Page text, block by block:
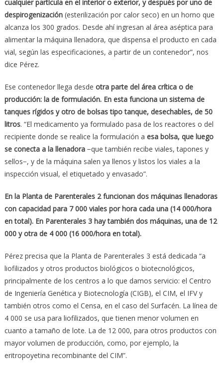
cualquier partícula en el interior o exterior, y después por uno de
despirogenización(esterilización por calor seco) en un horno que
alcanza los 300 grados. Desde ahí ingresan al área aséptica para
alimentar la máquina llenadora, que dispensa el producto en cada
vial, según las especificaciones, a partir de un contenedor”, nos
dice Pérez.
Ese contenedor llega desde otra parte del área crítica o de
producción: la de formulación. En esta funciona un sistema de
tanques rígidos y otro de bolsas tipo tanque, desechables, de 50
litros. “El medicamento ya formulado pasa de los reactores o del
recipiente donde se realice la formulación a esa bolsa, que luego
se conecta a la llenadora−que también recibe viales, tapones y
sellos−, y de la máquina salen ya llenos y listos los viales a la
inspección visual, el etiquetado y envasado”.
En la Planta de Parenterales 2 funcionan dos máquinas llenadoras
con capacidad para 7 000 viales por hora cada una (14 000/hora
en total). En Parenterales 3 hay también dos máquinas, una de 12
000 y otra de 4 000 (16 000/hora en total).
Pérez precisa que la Planta de Parenterales 3 está dedicada “a
liofilizados y otros productos biológicos o biotecnológicos,
principalmente de los centros a lo que damos servicio: el Centro
de Ingeniería Genética y Biotecnología (CIGB), el CIM, el IFV y
también otros como el Censa, en el caso del Surfacén. La línea de
4 000 se usa para liofilizados, que tienen menor volumen en
cuanto a tamaño de lote. La de 12 000, para otros productos con
mayor volumen de producción, como, por ejemplo, la
eritropoyetina recombinante del CIM”.